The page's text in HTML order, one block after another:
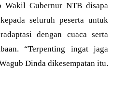
Gubernur NTB disapa
seluruh peserta untuk
dengan cuaca serta
“Terpenting ingat jaga
Dinda dikesempatan itu.